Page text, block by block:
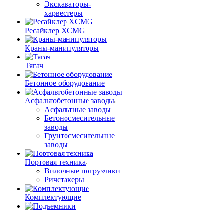
Экскаваторы-
харвестеры
Ресайклер XCMG
Краны-манипуляторы
Тягач
Бетонное оборудование
Асфальтобетонные заводы
Асфальтные заводы
Бетоносмесительные
заводы
Грунтосмесительные
заводы
Портовая техника
Вилочные погрузчики
Ричстакеры
Комплектующие